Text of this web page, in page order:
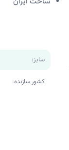
سایز:
کشور سازنده: